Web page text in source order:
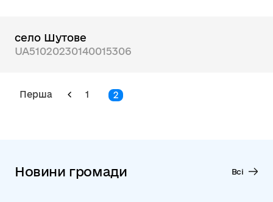
село Шутове
UA51020230140015306
Перша 1 2
Новини громади Всі